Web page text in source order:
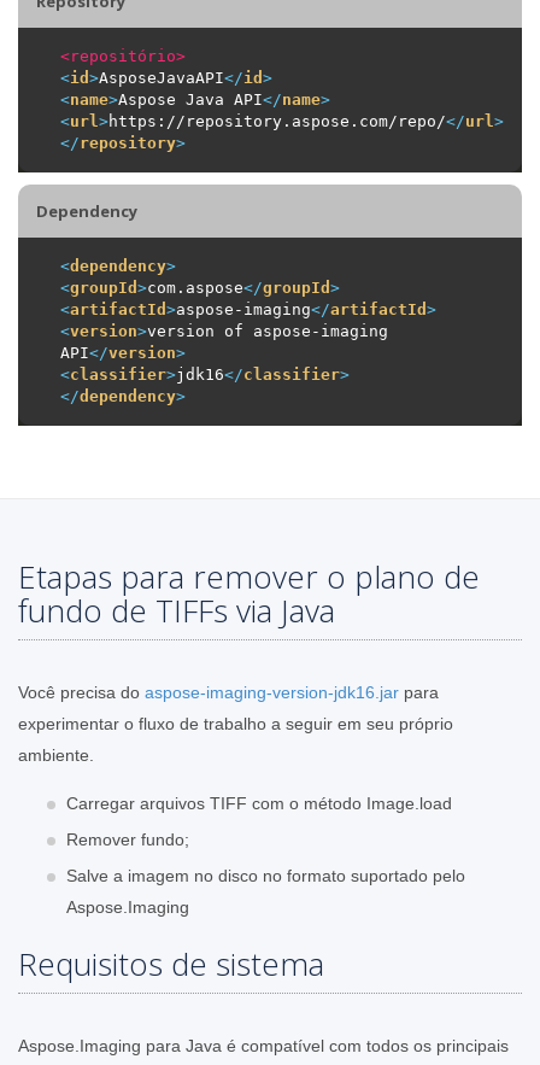
<repositório>
<id >AsposeJavaAPI</id >
<name>Aspose Java API</name>
<url >https://repository.aspose.com/repo/</url >
</repository>
Dependency
<dependency>
<groupId >com.aspose</groupId >
<artifactId >aspose-imaging</artifactId >
<version>version of aspose-imaging
API</version>
<classifier>jdk16</classifier>
</dependency>
Etapas para remover o plano de
fundo de TIFFs via Java
Você precisa do aspose-imaging-version-jdk16.jar para
experimentar o fluxo de trabalho a seguir em seu próprio
ambiente.
Carregar arquivos TIFF com o método Image.load
Remover fundo;
Salve a imagem no disco no formato suportado pelo
Aspose.Imaging
Requisitos de sistema
Aspose.Imaging para Java é compatível com todos os principais